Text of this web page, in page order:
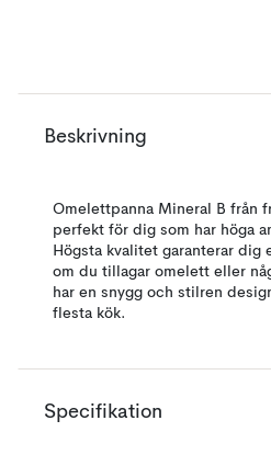
Beskrivning
Omelettpanna Mineral B från
perfekt för dig som har höga
Högsta kvalitet garanterar
om du tillagar omelett eller
har en snygg och stilren
flesta kök.
Specifikation